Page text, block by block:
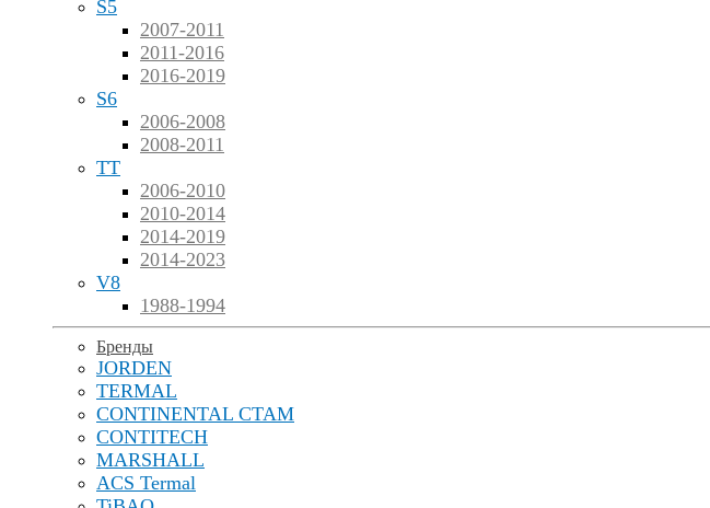
S5
2007-2011
2011-2016
2016-2019
S6
2006-2008
2008-2011
TT
2006-2010
2010-2014
2014-2019
2014-2023
V8
1988-1994
Бренды
JORDEN
TERMAL
CONTINENTAL CTAM
CONTITECH
MARSHALL
ACS Termal